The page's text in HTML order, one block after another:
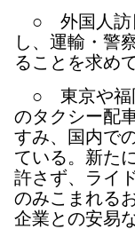
○ 外国人訪
し、運輸・警
ることを求め
○ 東京や福
のタクシー配
すみ、国内で
ている。新た
許さず、ライ
のみこまれる
企業との安易